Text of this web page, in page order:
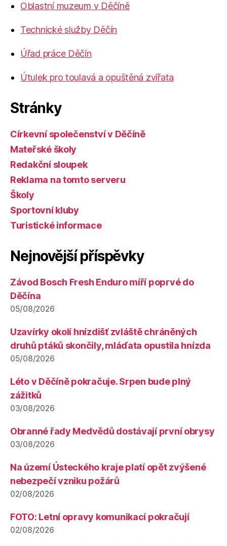
Oblastní muzeum v Děčíně
Technické služby Děčín
Úřad práce Děčín
Útulek pro toulavá a opuštěná zvířata
Stránky
Církevní společenství v Děčíně
Mateřské školy
Redakční sloupek
Reklama na tomto serveru
Školy
Sportovní kluby
Turistické informace
Nejnovější příspěvky
Závod Bosch Fresh Enduro míří poprvé do
Děčína
05/08/2026
Uzavírky okolí hnízdišť zvláště chráněných
druhů ptáků skončily, mláďata opustila hnízda
05/08/2026
Léto v Děčíně pokračuje. Srpen bude plný
zážitků
03/08/2026
Obranné řady Medvědů dostávají první obrysy
03/08/2026
Na území Ústeckého kraje platí opět zvýšené
nebezpečí vzniku požárů
02/08/2026
FOTO: Letní opravy komunikací pokračují
02/08/2026